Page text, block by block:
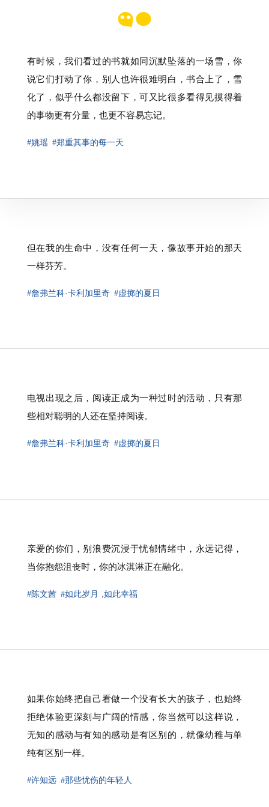
有时候，我们看过的书就如同沉默坠落的一场雪，你
说它们打动了你，别人也许很难明白，书合上了，雪
化了，似乎什么都没留下，可又比很多看得见摸得着
的事物更有分量，也更不容易忘记。
#姚瑶 #郑重其事的每一天
但在我的生命中，没有任何一天，像故事开始的那天
一样芬芳。
#詹弗兰科·卡利加里奇 #虚掷的夏日
电视出现之后，阅读正成为一种过时的活动，只有那
些相对聪明的人还在坚持阅读。
#詹弗兰科·卡利加里奇 #虚掷的夏日
亲爱的你们，别浪费沉浸于忧郁情绪中，永远记得，
当你抱怨沮丧时，你的冰淇淋正在融化。
#陈文茜 #如此岁月 ，如此幸福
如果你始终把自己看做一个没有长大的孩子，也始终
拒绝体验更深刻与广阔的情感，你当然可以这样说，
无知的感动与有知的感动是有区别的，就像幼稚与单
纯有区别一样。
#许知远 #那些忧伤的年轻人